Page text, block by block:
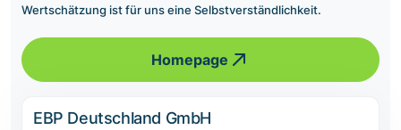
Wertschätzung ist für uns eine Selbstverständlichkeit.
Homepage
EBP Deutschland GmbH